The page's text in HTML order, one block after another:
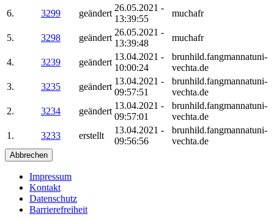
6. 3299 geändert
26.05.2021 -
13:39:55
muchafr
5. 3298 geändert
26.05.2021 -
13:39:48
muchafr
4. 3239 geändert
13.04.2021 -
10:00:24
brunhild.fangmannatuni-
vechta.de
3.
3235 geändert
13.04.2021 -
09:57:51
brunhild.fangmannatuni-
vechta.de
2.
3234 geändert
13.04.2021 -
09:57:01
brunhild.fangmannatuni-
vechta.de
1.
3233 erstellt
13.04.2021 -
09:56:56
brunhild.fangmannatuni-
vechta.de
Abbrechen
Impressum
Kontakt
Datenschutz
Barrierefreiheit